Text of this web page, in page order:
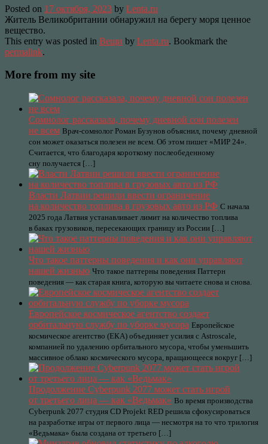
Posted on 17 октября, 2023 by Lenta.ru
Житель Великобритании обнаружил на берегу моря ценное
вещество.
This entry was posted in Вещи by Lenta.ru. Bookmark the
permalink.
More from my site
Сомнолог рассказала, почему дневной сон полезен
не всем Врач-сомнолог Роман Бузунов объяснил, почему дневной
сон может оказаться полезен не всем. Об этом пишет «МИР 24».
Считается, что благодаря короткому послеобеденному
сну получается […]
Власти Латвии решили ввести ограничение
на количество топлива в грузовых авто из РФ С начала
2025 года Латвия устанавливает лимит на количество топлива
в баках грузовиков, пересекающих границу из России […]
Что такое паттерны поведения и как они управляют
нашей жизнью Что такое паттерны поведения Паттерн
поведения — как старая книга, которую вы читаете снова и снова.
Европейское космическое агентство создает
орбитальную службу по уборке мусора Европейское
космическое агентство (ЕКА) объединяет усилия с Astroscale,
компанией по удалению орбитального мусора, чтобы уменьшить
массивное облако космического мусора, вращающееся вокруг […]
Продолжение Cyberpunk 2077 может стать игрой
от третьего лица — как «Ведьмак» Во время производства
Cyberpunk 2077 студия CD Projekt RED решила сфокусироваться
на разработке игры от первого лица — несмотря на то что трилогия
«Ведьмака» была создана от третьего […]